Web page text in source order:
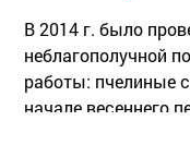
В 2014 г. было
неблагополучной
работы: пчелиные
начале весеннего